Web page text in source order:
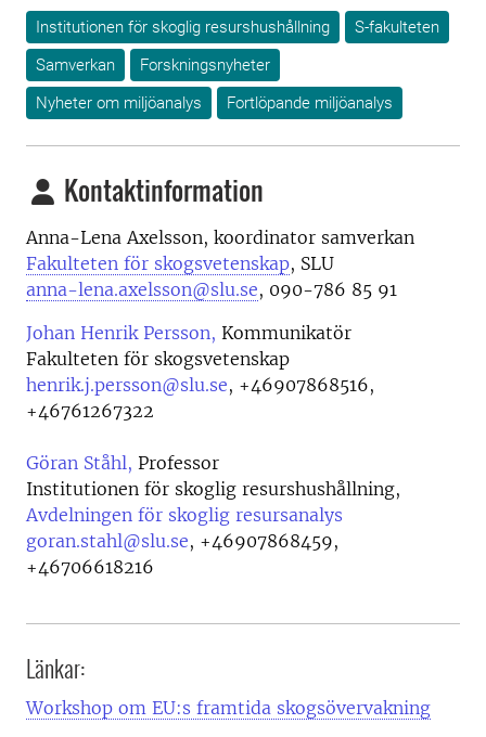
Institutionen för skoglig resurshushållning
S-fakulteten
Samverkan
Forskningsnyheter
Nyheter om miljöanalys
Fortlöpande miljöanalys
Kontaktinformation
Anna-Lena Axelsson, koordinator samverkan
Fakulteten för skogsvetenskap, SLU
anna-lena.axelsson@slu.se, 090-786 85 91
Johan Henrik Persson, Kommunikatör
Fakulteten för skogsvetenskap
henrik.j.persson@slu.se, +46907868516,
+46761267322
Göran Ståhl, Professor
Institutionen för skoglig resurshushållning,
Avdelningen för skoglig resursanalys
goran.stahl@slu.se, +46907868459,
+46706618216
Länkar:
Workshop om EU:s framtida skogsövervakning